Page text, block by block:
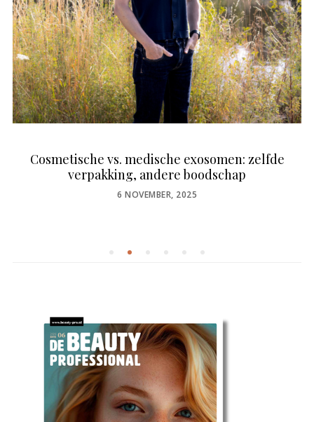
Cosmetische vs. medische exosomen: zelfde
verpakking, andere boodschap
POSTED
6 NOVEMBER, 2025